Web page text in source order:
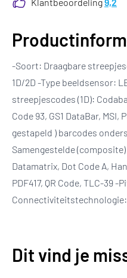
-Soort: Draagbare
1D/2D -Type beeldsensor:
streepjescodes (1D):
Code 93, GS1 DataBar, MSI,
gestapeld ) barcodes
Samengestelde
Datamatrix, Dot Code A,
PDF417, QR Code, TLC-39
Dit vind je